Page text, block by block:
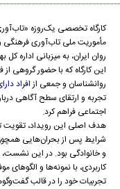
کارگاه تخصصی یک‌روزه
مأموریت ملی تاب‌آوری فرهنگی
روان ایران، به میزبانی اداره
این کارگاه که با حضور گروهی
روانشناسان و جمعی ازافراد
تجربه و ارتقای سطح آگاهی
اجتماعی فراهم کرد.
هدف اصلی این رویداد، تقویت
شرایط پس از بحران‌هایی
و خانوادگی بود. در این
کاربردی، با نمونه‌ها و
تجربیات خود را در قالب